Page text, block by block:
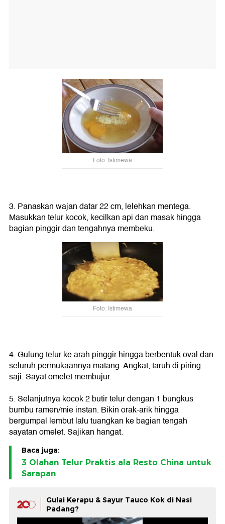
Foto: Istimewa
3. Panaskan wajan datar 22 cm, lelehkan mentega.
Masukkan telur kocok, kecilkan api dan masak hingga
bagian pinggir dan tengahnya membeku.
Foto: Istimewa
4. Gulung telur ke arah pinggir hingga berbentuk oval dan
seluruh permukaannya matang. Angkat, taruh di piring
saji. Sayat omelet membujur.
5. Selanjutnya kocok 2 butir telur dengan 1 bungkus
bumbu ramen/mie instan. Bikin orak-arik hingga
bergumpal lembut lalu tuangkan ke bagian tengah
sayatan omelet. Sajikan hangat.
Baca juga:
3 Olahan Telur Praktis ala Resto China untuk
Sarapan
Gulai Kerapu & Sayur Tauco Kok di Nasi
Padang?